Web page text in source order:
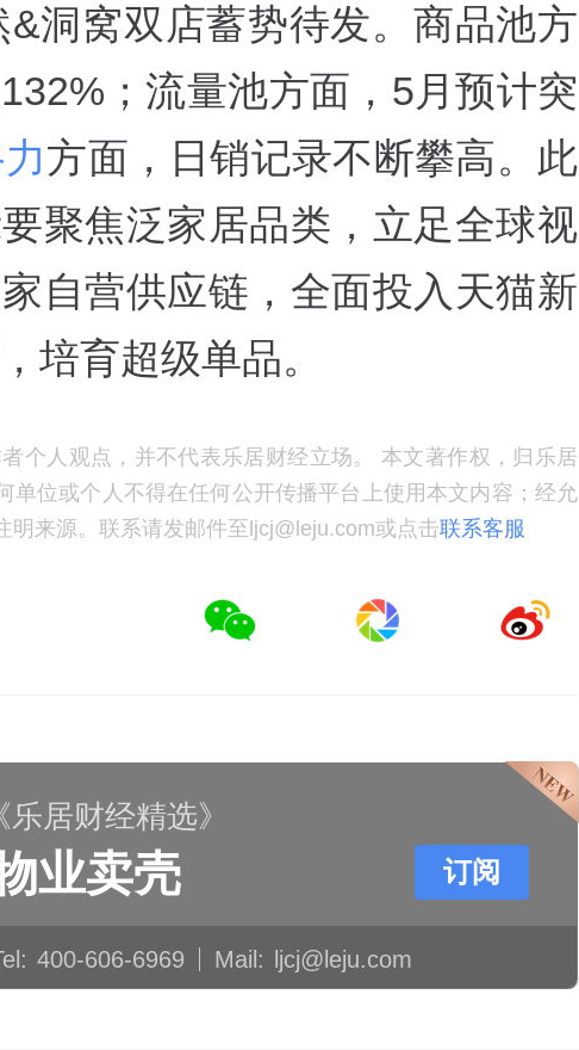
洞窝双店蓄势待发。商品池方
；流量池方面，5月预计突
方面，日销记录不断攀高。此
聚焦泛家居品类，立足全球视
自营供应链，全面投入天猫新
培育超级单品。
个人观点，并不代表乐居财经立场。 本文著作权，归乐居
单位或个人不得在任何公开传播平台上使用本文内容；经允
明来源。联系请发邮件至ljcj@leju.com或点击联系客服
《乐居财经精选》
业卖壳
400-606-6969 Mail: ljcj@leju.com
订阅